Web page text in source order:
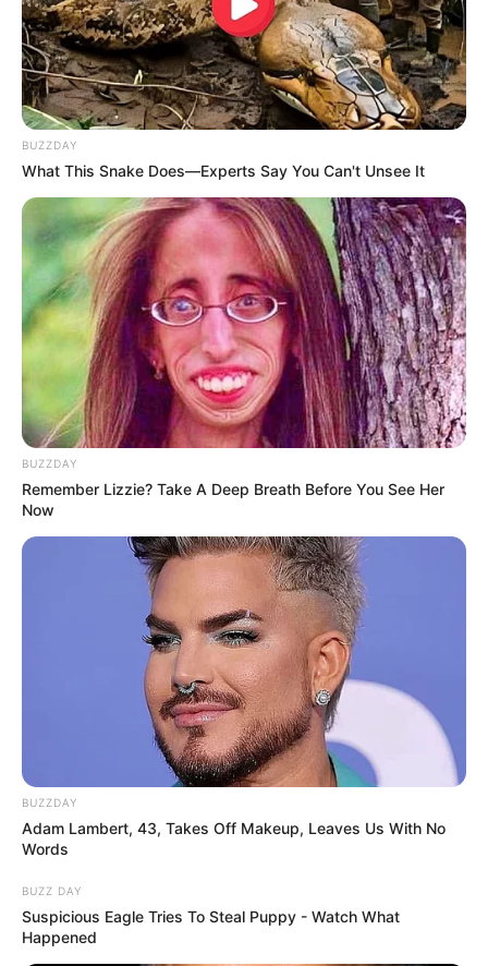
(foto: instagram/annehathaway)
2. Penampilannya yang memukau di karpet merah
BUZZDAY
What This Snake Does—Experts Say You Can't Unsee It
BUZZDAY
Remember Lizzie? Take A Deep Breath Before You See Her
Now
BUZZDAY
Adam Lambert, 43, Takes Off Makeup, Leaves Us With No
Words
BUZZ DAY
Suspicious Eagle Tries To Steal Puppy - Watch What
Happened